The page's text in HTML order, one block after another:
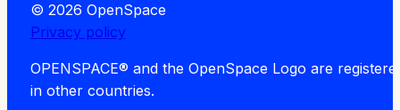
© 2026 OpenSpace
Privacy policy
OPENSPACE® and the OpenSpace Logo are
in other countries.